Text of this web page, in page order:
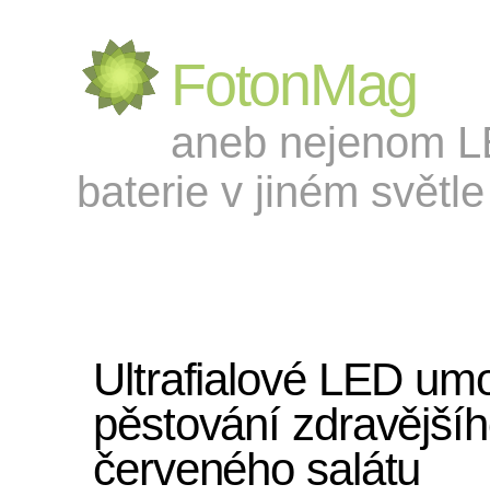
FotonMag
aneb nejenom
baterie v jiném
Ultrafialové LED
pěstování
červeného salátu